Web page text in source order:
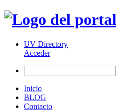
UV Directory
Acceder
Inicio
BLOG
Contacto